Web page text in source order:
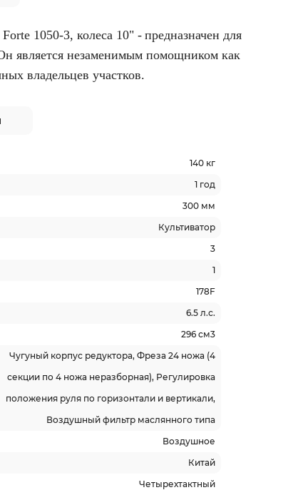
1050-3, колеса 10" - предназначен для
является незаменимым помощником как
владельцев участков.
140 кг
1 год
300 мм
Культиватор
3
1
178F
6.5 л.с.
296 см3
Чугуный корпус редуктора, Фреза 24 ножа (4
секции по 4 ножа неразборная), Регулировка
положения руля по горизонтали и вертикали,
Воздушный фильтр маслянного типа
Воздушное
Китай
Четырехтактный